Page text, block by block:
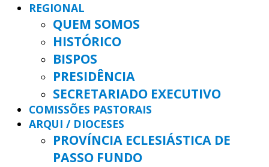
REGIONAL
QUEM SOMOS
HISTÓRICO
BISPOS
PRESIDÊNCIA
SECRETARIADO EXECUTIVO
COMISSÕES PASTORAIS
ARQUI / DIOCESES
PROVÍNCIA ECLESIÁSTICA DE
PASSO FUNDO